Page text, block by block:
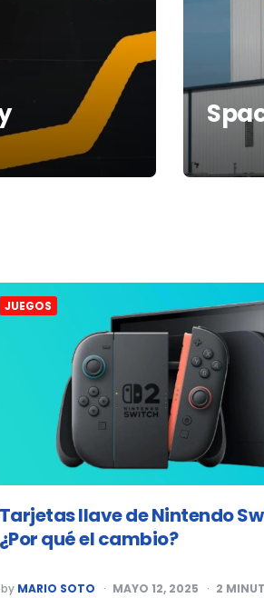
JUEGOS
Tarjetas llave de Nintendo
¿Por qué el cambio?
POSTED
by MARIO SOTO MAYO 12, 2025 2